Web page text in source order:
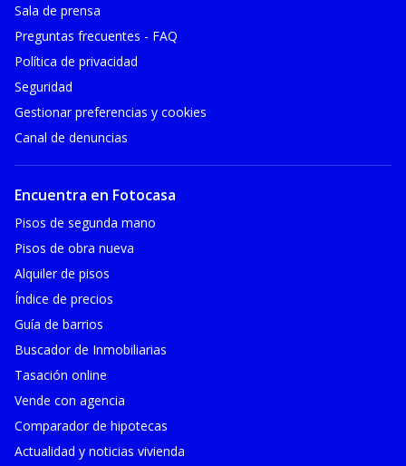
Sala de prensa
Preguntas frecuentes - FAQ
Política de privacidad
Seguridad
Gestionar preferencias y cookies
Canal de denuncias
Encuentra en Fotocasa
Pisos de segunda mano
Pisos de obra nueva
Alquiler de pisos
Índice de precios
Guía de barrios
Buscador de Inmobiliarias
Tasación online
Vende con agencia
Comparador de hipotecas
Actualidad y noticias vivienda